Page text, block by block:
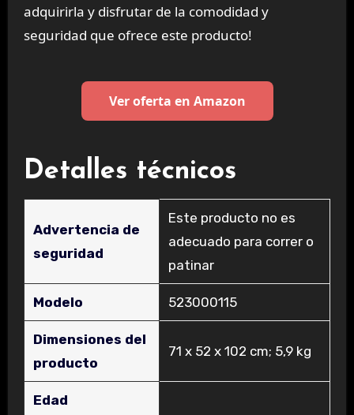
adquirirla y disfrutar de la comodidad y
seguridad que ofrece este producto!
Ver oferta en Amazon
Detalles técnicos
Advertencia de
seguridad
‎Este producto no es
adecuado para correr o
patinar
Modelo ‎523000115
Dimensiones del
producto
‎71 x 52 x 102 cm; 5,9 kg
Edad